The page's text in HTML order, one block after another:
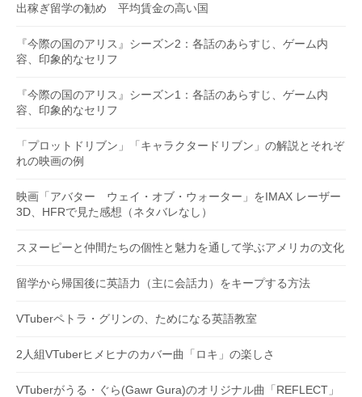
出稼ぎ留学の勧め 平均賃金の高い国
『今際の国のアリス』シーズン2：各話のあらすじ、ゲーム内
容、印象的なセリフ
『今際の国のアリス』シーズン1：各話のあらすじ、ゲーム内
容、印象的なセリフ
「プロットドリブン」「キャラクタードリブン」の解説とそれぞ
れの映画の例
映画「アバター ウェイ・オブ・ウォーター」をIMAX レーザー
3D、HFRで見た感想（ネタバレなし）
スヌーピーと仲間たちの個性と魅力を通して学ぶアメリカの文化
留学から帰国後に英語力（主に会話力）をキープする方法
VTuberペトラ・グリンの、ためになる英語教室
2人組VTuberヒメヒナのカバー曲「ロキ」の楽しさ
VTuberがうる・ぐら(Gawr Gura)のオリジナル曲「REFLECT」